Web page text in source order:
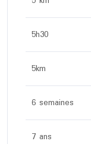
5h30
5km
6 semaines
7 ans